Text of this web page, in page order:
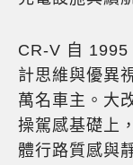
CR-V 自 1995
計思維與優異
萬名車主。大
操駕感基礎上
體行路質感與